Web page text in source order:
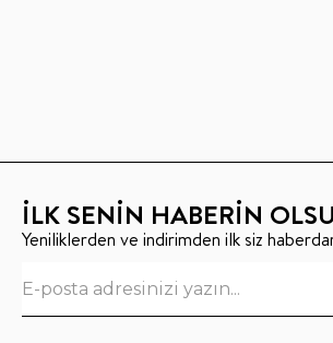
İLK SENİN HABERİN
Yeniliklerden ve indirimden ilk siz